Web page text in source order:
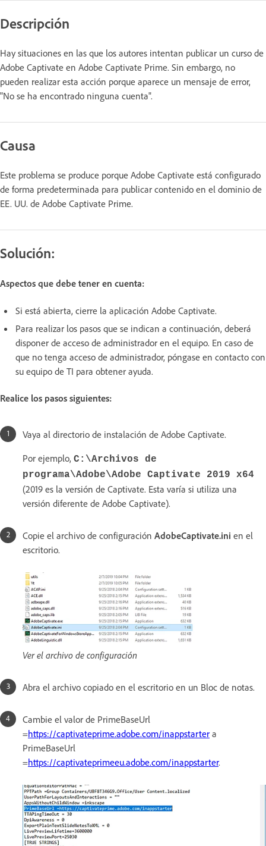
Descripción
Hay situaciones en las que los autores intentan publicar un curso de
Adobe Captivate en Adobe Captivate Prime. Sin embargo, no
pueden realizar esta acción porque aparece un mensaje de error,
"No se ha encontrado ninguna cuenta".
Causa
Este problema se produce porque Adobe Captivate está configurado
de forma predeterminada para publicar contenido en el dominio de
EE. UU. de Adobe Captivate Prime.
Solución:
Aspectos que debe tener en cuenta:
Si está abierta, cierre la aplicación Adobe Captivate.
Para realizar los pasos que se indican a continuación, deberá
disponer de acceso de administrador en el equipo. En caso de
que no tenga acceso de administrador, póngase en contacto con
su equipo de TI para obtener ayuda.
Realice los pasos siguientes:
Vaya al directorio de instalación de Adobe Captivate.
Por ejemplo, C:\Archivos de
programa\Adobe\Adobe Captivate 2019 x64
(2019 es la versión de Captivate. Esta varía si utiliza una
versión diferente de Adobe Captivate).
Copie el archivo de configuración AdobeCaptivate.ini en el
escritorio.
Ver el archivo de configuración
Abra el archivo copiado en el escritorio en un Bloc de notas.
Cambie el valor de PrimeBaseUrl
=https://captivateprime.adobe.com/inappstarter a
PrimeBaseUrl
=https://captivateprimeeu.adobe.com/inappstarter.